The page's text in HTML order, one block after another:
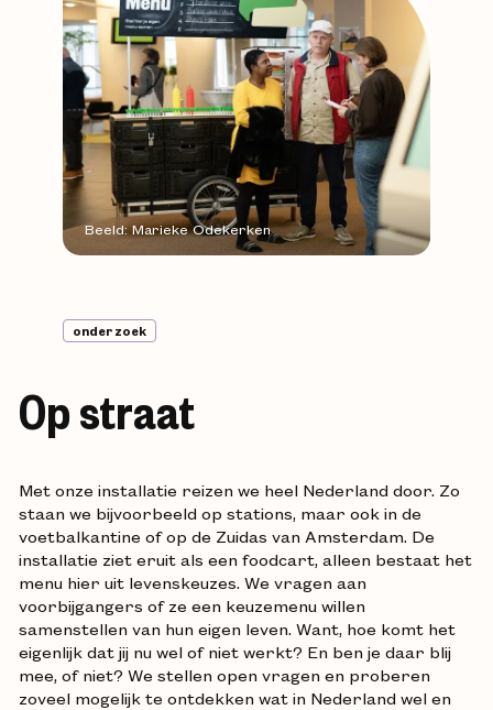
Beeld: Marieke Odekerken
onderzoek
Op straat
Met onze installatie reizen we heel Nederland door. Zo
staan we bijvoorbeeld op stations, maar ook in de
voetbalkantine of op de Zuidas van Amsterdam. De
installatie ziet eruit als een foodcart, alleen bestaat het
menu hier uit levenskeuzes. We vragen aan
voorbijgangers of ze een keuzemenu willen
samenstellen van hun eigen leven. Want, hoe komt het
eigenlijk dat jij nu wel of niet werkt? En ben je daar blij
mee, of niet? We stellen open vragen en proberen
zoveel mogelijk te ontdekken wat in Nederland wel en